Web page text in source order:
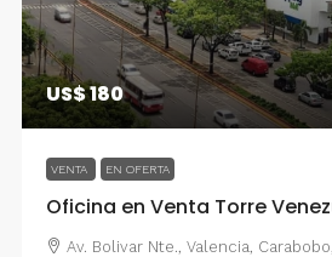
US$ 180
VENTA EN OFERTA
Oficina en Venta Torre
Av. Bolivar Nte., Valencia,